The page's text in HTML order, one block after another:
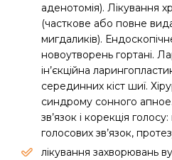
аденотомія). Лікування
(часткове або повне
мигдаликів).
новоутворень гортані.
ін’єкційна
серединних кіст шиї.
синдрому сонного апное.
зв’язок і корекція
голосових зв’язок,
лікування захворювань